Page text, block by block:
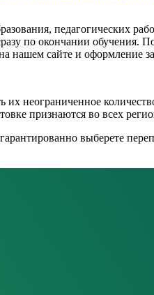
педагогических
по окончании обучения.
нашем сайте и оформление
неограниченное
признаются во всех
выберете